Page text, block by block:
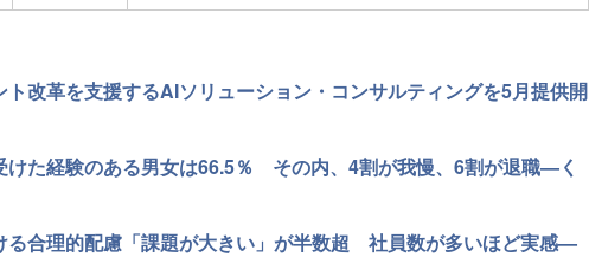
ト改革を支援するAIソリューション・コンサルティングを5月提供開
けた経験のある男女は66.5％ その内、4割が我慢、6割が退職—く
る合理的配慮「課題が大きい」が半数超 社員数が多いほど実感—